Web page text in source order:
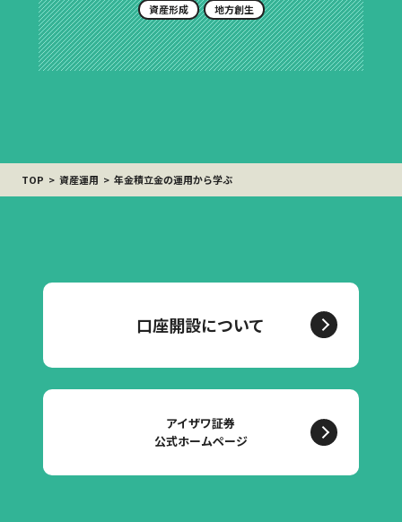
資産形成 地方創生
TOP 資産運用 年金積立金の運用から学ぶ
口座開設について
アイザワ証券
公式ホームページ